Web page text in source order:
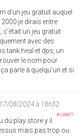
d'un jeu gratuit auquel
je dirais entre
c'était un jeu gratuit
avec des
tank heal et dps, un
le nom pour
parle à quelqu'un et si
08/2024 à 18h32
#128871
du play store y il
mais pas trop ou